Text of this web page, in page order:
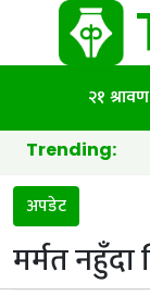
२१
Trending:
अफ द इयर’ अवार्ड
अपडेट
मर्मत नहुँदा